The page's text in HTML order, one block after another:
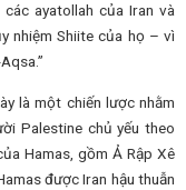
ayatollah của Iran và
nhiệm Shiite của họ – vì
là một chiến lược nhằm
Palestine chủ yếu theo
Hamas, gồm Ả Rập Xê
được Iran hậu thuẫn